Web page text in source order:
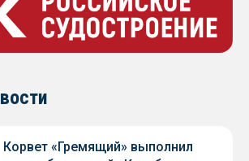
Корвет «Гремящий» выполнил